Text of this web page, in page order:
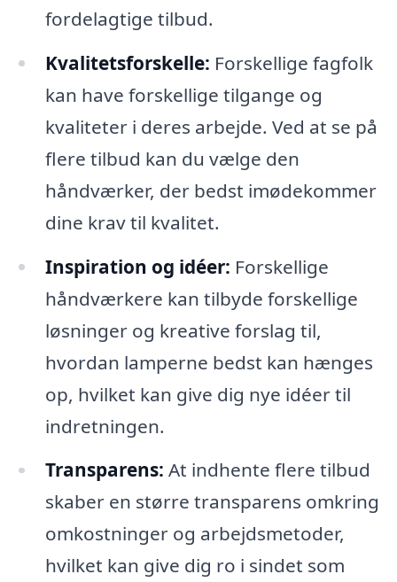
fordelagtige tilbud.
Kvalitetsforskelle: Forskellige fagfolk
kan have forskellige tilgange og
kvaliteter i deres arbejde. Ved at se på
flere tilbud kan du vælge den
håndværker, der bedst imødekommer
dine krav til kvalitet.
Inspiration og idéer: Forskellige
håndværkere kan tilbyde forskellige
løsninger og kreative forslag til,
hvordan lamperne bedst kan hænges
op, hvilket kan give dig nye idéer til
indretningen.
Transparens: At indhente flere tilbud
skaber en større transparens omkring
omkostninger og arbejdsmetoder,
hvilket kan give dig ro i sindet som